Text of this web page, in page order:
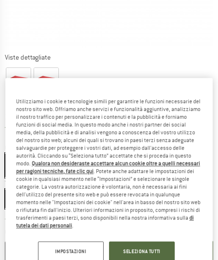
Viste dettagliate
Prezzo:
229,95€ incl. IVA
Nessuna spesa di spedizione(IT)Italia. Informazioni sui
Colore:Ruby Red
Taglia:LW
LW
Tempi di consegna: 3-5 giorni lavorativi
Il link si apre in una casella
NEL CARRELLO
Utilizziamo i cookie e tecnologie simili per garantire le funzioni necessarie del
nostro sito web. Offriamo anche servizi e funzionalità aggiuntive, analizziamo
il nostro traffico per personalizzare i contenuti e la pubblicità e forniamo
funzioni di social media. In questo modo anche i nostri partner dei social
media, della pubblicità e di analisi vengono a conoscenza del vostro utilizzo
del nostro sito web; alcuni dei quali si trovano in paesi terzi senza adeguate
salvaguardie per proteggere i vostri dati, ad esempio dall'accesso delle
autorità. Cliccando su “Seleziona tutto” accettate che si proceda in questo
modo. Qualora non desideraste accettare alcun cookie oltre a quelli necessari
per ragioni tecniche, fate clic qui . Potete anche adattare le impostazioni dei
cookie in qualsiasi momento nelle “Impostazioni” e selezionare le singole
categorie. La vostra autorizzazione è volontaria, non è necessaria ai fini
dell'utilizzo del presente sito web e può essere revocata in qualunque
momento nelle "Impostazioni dei cookie" nell'area in basso del nostro sito web
o rifiutata fin dall'inizio. Ulteriori informazioni in proposito, compresi i rischi di
trasferimenti a paesi terzi, sono disponibili nella nostra informativa sulladi
tutela dei dati personali
IMPOSTAZIONI SELEZIONA TUTTI